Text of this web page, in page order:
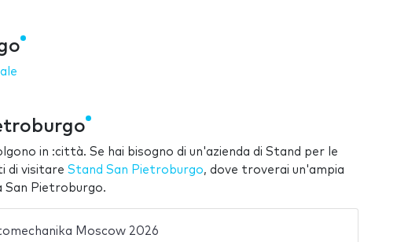
in :città. Se hai bisogno di un'azienda di Stand per le
di visitare Stand San Pietroburgo, dove troverai un'ampia
San Pietroburgo.
Moscow 2026